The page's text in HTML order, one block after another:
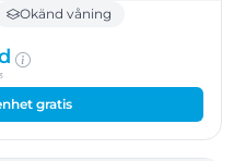
Okänd våning
gratis